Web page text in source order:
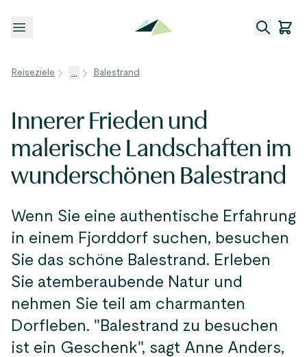
Menü öffnen
Reiseziele ... Balestrand
Innerer Frieden und
malerische Landschaften im
wunderschönen Balestrand
Wenn Sie eine authentische Erfahrung
in einem Fjorddorf suchen, besuchen
Sie das schöne Balestrand. Erleben
Sie atemberaubende Natur und
nehmen Sie teil am charmanten
Dorfleben. "Balestrand zu besuchen
ist ein Geschenk", sagt Anne Anders,